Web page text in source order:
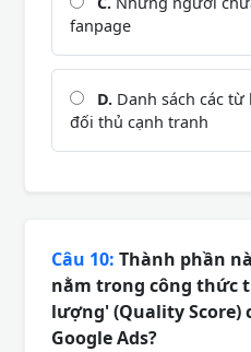
fanpage
D. Danh sách các
đối thủ cạnh tranh
Câu 10: Thành phần
nằm trong công thức
lượng' (Quality
Google Ads?